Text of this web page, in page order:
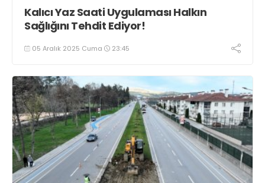
Kalıcı Yaz Saati Uygulaması Halkın
Sağlığını Tehdit Ediyor!
05 Aralık 2025 Cuma 23:45